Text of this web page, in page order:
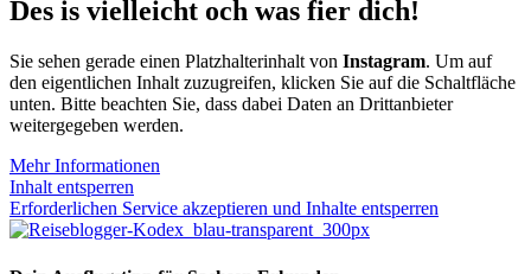
Des is vielleicht och was fier dich!
Sie sehen gerade einen Platzhalterinhalt von Instagram. Um auf
den eigentlichen Inhalt zuzugreifen, klicken Sie auf die Schaltfläche
unten. Bitte beachten Sie, dass dabei Daten an Drittanbieter
weitergegeben werden.
Mehr Informationen
Inhalt entsperren
Erforderlichen Service akzeptieren und Inhalte entsperren